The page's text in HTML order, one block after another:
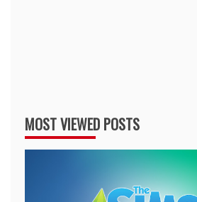
MOST VIEWED POSTS